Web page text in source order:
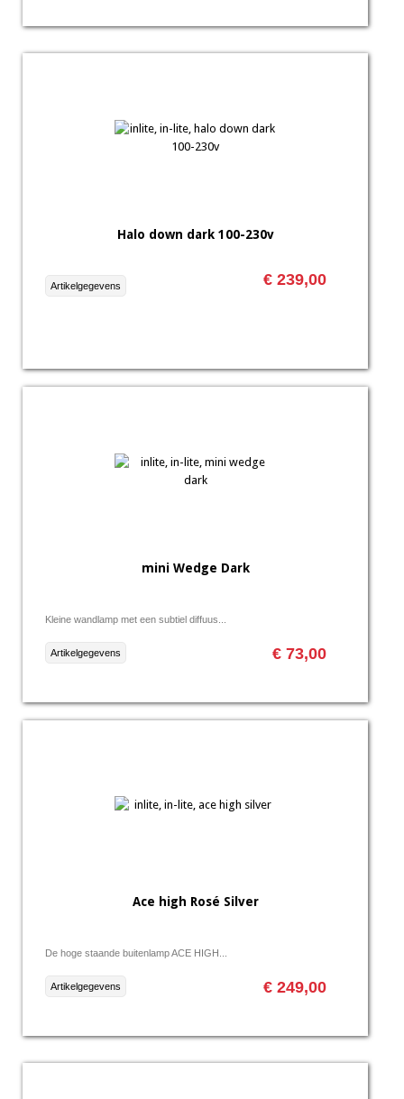
Halo down dark 100-230v
€ 239,00
Artikelgegevens
mini Wedge Dark
Kleine wandlamp met een subtiel diffuus...
€ 73,00
Artikelgegevens
Ace high Rosé Silver
De hoge staande buitenlamp ACE HIGH...
€ 249,00
Artikelgegevens